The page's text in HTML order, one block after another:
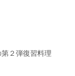
第２弾復習料理